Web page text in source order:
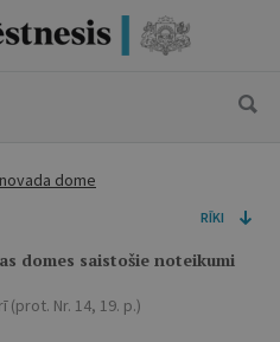
dome
RĪKI
domes saistošie noteikumi
(prot. Nr. 14, 19. p.)